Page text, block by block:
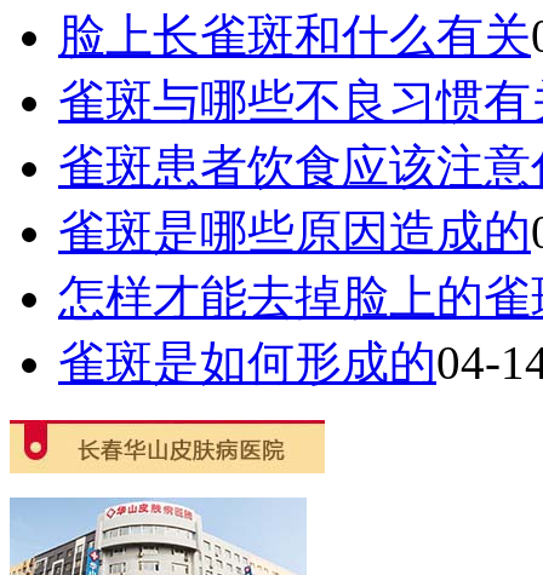
脸上长雀斑和什么有关
雀斑与哪些不良习惯有
雀斑患者饮食应该注意
雀斑是哪些原因造成的
怎样才能去掉脸上的雀
雀斑是如何形成的04-